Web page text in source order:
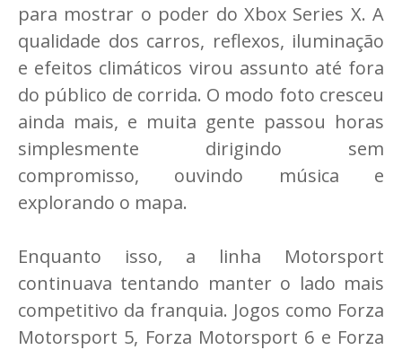
para mostrar o poder do Xbox Series X. A
qualidade dos carros, reflexos, iluminação
e efeitos climáticos virou assunto até fora
do público de corrida. O modo foto cresceu
ainda mais, e muita gente passou horas
simplesmente dirigindo sem
compromisso, ouvindo música e
explorando o mapa.
Enquanto isso, a linha Motorsport
continuava tentando manter o lado mais
competitivo da franquia. Jogos como Forza
Motorsport 5, Forza Motorsport 6 e Forza